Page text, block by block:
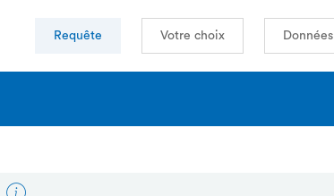
Requête Votre choix Données